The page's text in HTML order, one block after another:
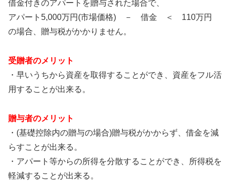
借金付きのアパートを贈与された場合で、
アパート5,000万円(市場価格) － 借金 ＜ 110万円
の場合、贈与税がかかりません。
受贈者のメリット
・早いうちから資産を取得することができ、資産をフル活
用することが出来る。
贈与者のメリット
・(基礎控除内の贈与の場合)贈与税がかからず、借金を減
らすことが出来る。
・アパート等からの所得を分散することができ、所得税を
軽減することが出来る。